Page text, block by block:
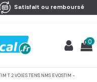
Satisfait ou remboursé
0
T 2 VOIES TENS NMS EVOSTIM -